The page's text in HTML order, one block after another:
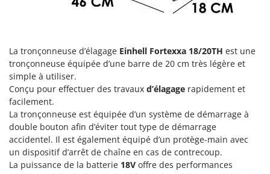
Groupes électrogènes
H
Haches - Cognées et Hachettes
Hachoirs à viande
Herses à Dents
Herses Rotatives
L
Lames à neige
Lames niveleuses pour tracteur
Effeuno
Einhell
Elegen
Energy Gruppi
Enotecnica Pillan
Eschenfelder
La tronçonneuse d’élagage Einhell Fortexxa 18/20TH est une
tronçonneuse équipée d’une barre de 20 cm très légère et
simple à utiliser.
Conçu pour effectuer des travaux d’élagage rapidement et
facilement.
La tronçonneuse est équipée d’un système de démarrage à
double bouton afin d’éviter tout type de démarrage
accidentel. Il est également équipé d’un protège-main avec
un dispositif d’arrêt de chaîne en cas de contrecoup.
La puissance de la batterie 18V offre des performances